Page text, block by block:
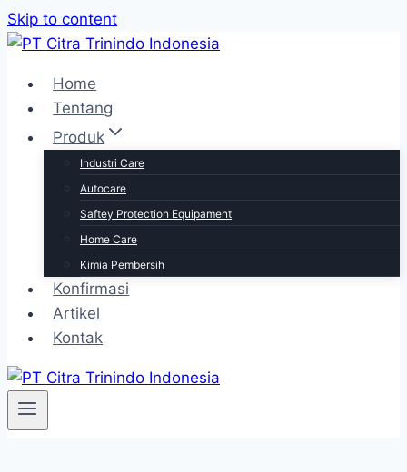
Skip to content
Home
Tentang
Produk
Industri Care
Autocare
Saftey Protection Equipament
Home Care
Kimia Pembersih
Konfirmasi
Artikel
Kontak